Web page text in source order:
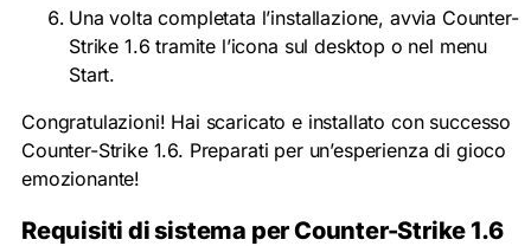
Una volta completata l’installazione, avvia Counter-
Strike 1.6 tramite l’icona sul desktop o nel menu
Start.
Congratulazioni! Hai scaricato e installato con successo
Counter-Strike 1.6. Preparati per un’esperienza di gioco
emozionante!
Requisiti di sistema per Counter-Strike 1.6